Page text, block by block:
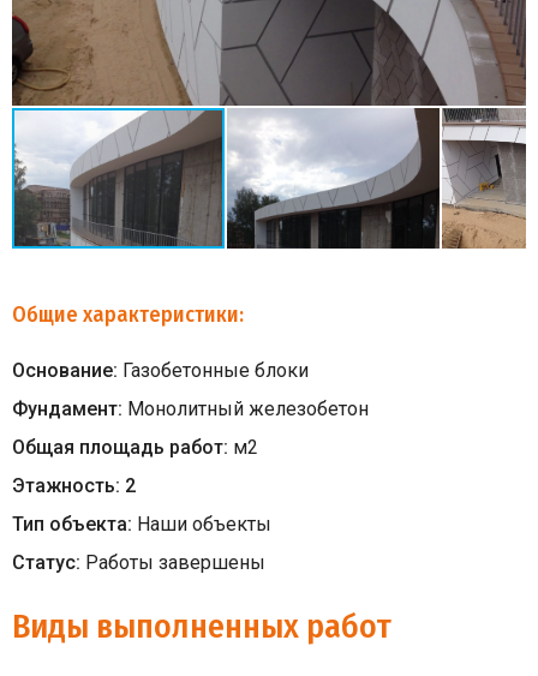
Общие характеристики:
Основание: Газобетонные блоки
Фундамент: Монолитный железобетон
Общая площадь работ: м2
Этажность: 2
Тип объекта: Наши объекты
Статус: Работы завершены
Виды выполненных работ